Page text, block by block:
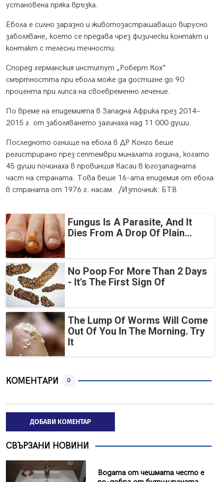
установена пряка връзка.
Ебола е силно заразно и животозастрашаващо вирусно
заболяване, което се предава чрез физически контакт и
контакт с телесни течности.
Според германския институт „Роберт Кох“
смъртността при ебола може да достигне до 90
процента при липса на своевременно лечение.
По време на епидемията в Западна Африка през 2014–
2015 г. от заболяването загинаха над 11 000 души.
Последното огнище на ебола в ДР Конго беше
регистрирано през септември миналата година, когато
45 души починаха в провинция Касаи в югозападната
част на страната. Това беше 16-ата епидемия от ебола
в страната от 1976 г. насам. /Източник: БТВ
Fungus Is A Parasite, And It
Dies From A Drop Of Plain...
No Poop For More Than 2 Days
- It's The First Sign Of
The Lump Of Worms Will Come
Out Of You In The Morning. Try
It
КОМЕНТАРИ 0
ДОБАВИ КОМЕНТАР
СВЪРЗАНИ НОВИНИ
Водата от чешмата често е